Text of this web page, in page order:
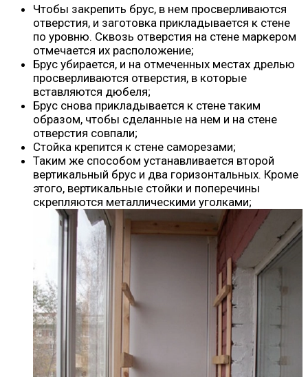
Чтобы закрепить брус, в нем просверливаются
отверстия, и заготовка прикладывается к стене
по уровню. Сквозь отверстия на стене маркером
отмечается их расположение;
Брус убирается, и на отмеченных местах дрелью
просверливаются отверстия, в которые
вставляются дюбеля;
Брус снова прикладывается к стене таким
образом, чтобы сделанные на нем и на стене
отверстия совпали;
Стойка крепится к стене саморезами;
Таким же способом устанавливается второй
вертикальный брус и два горизонтальных. Кроме
этого, вертикальные стойки и поперечины
скрепляются металлическими уголками;